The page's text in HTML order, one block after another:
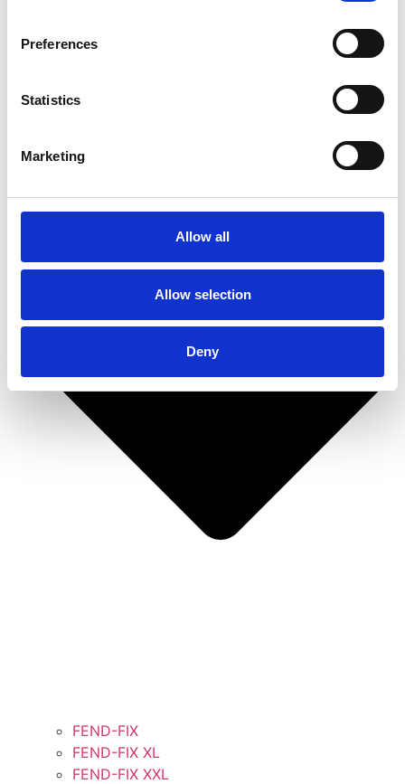
Preferences
Statistics
Marketing
Allow all
Allow selection
Deny
Polersvamp til maskinel brug
FEND-FIX
FEND-FIX XL
FEND-FIX XXL